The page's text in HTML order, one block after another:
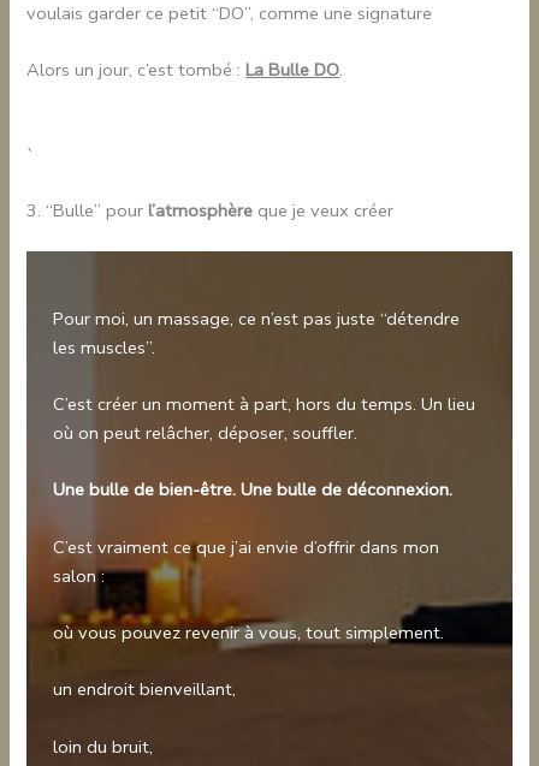
voulais garder ce petit “DO”, comme une signature
Alors un jour, c’est tombé :La Bulle DO.
`
3. “Bulle” pourl’atmosphère que je veux créer
Pour moi, un massage, ce n’est pas juste “détendre
les muscles”.
C’est créer un moment à part, hors du temps. Un lieu
où on peut relâcher, déposer, souffler.
Une bulle de bien-être. Une bulle de déconnexion.
C’est vraiment ce que j’ai envie d’offrir dans mon
salon :
où vous pouvez revenir à vous, tout simplement.
un endroit bienveillant,
loin du bruit,